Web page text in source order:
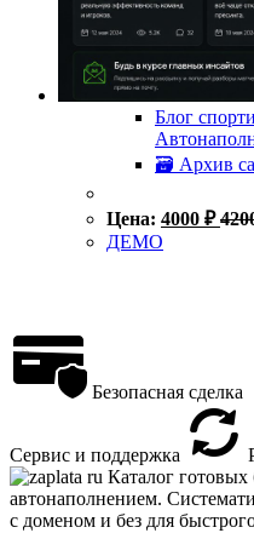
Блог
🗃 Архив
Цена: 4000 ₽
ДЕМО
Безопасная сделка
Сервис и поддержка
Каталог готовых
автонаполнением.
с доменом и без для